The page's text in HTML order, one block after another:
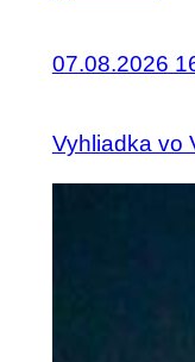
07.08.2026
Vyhliadka vo